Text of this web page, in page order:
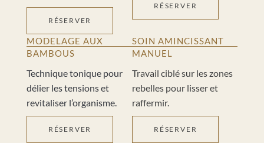
RÉSERVER
RÉSERVER
MODELAGE AUX
BAMBOUS
Technique tonique pour
délier les tensions et
revitaliser l’organisme.
RÉSERVER
SOIN AMINCISSANT
MANUEL
Travail ciblé sur les zones
rebelles pour lisser et
raffermir.
RÉSERVER